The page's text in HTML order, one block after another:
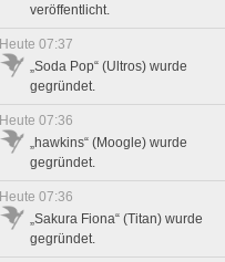
veröffentlicht.
Heute 07:37
„Soda Pop“ (Ultros) wurde
gegründet.
Heute 07:36
„hawkins“ (Moogle) wurde
gegründet.
Heute 07:36
„Sakura Fiona“ (Titan) wurde
gegründet.